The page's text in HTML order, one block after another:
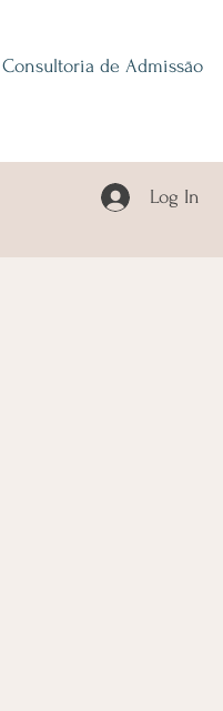
Consultoria de Admissāo
Log In